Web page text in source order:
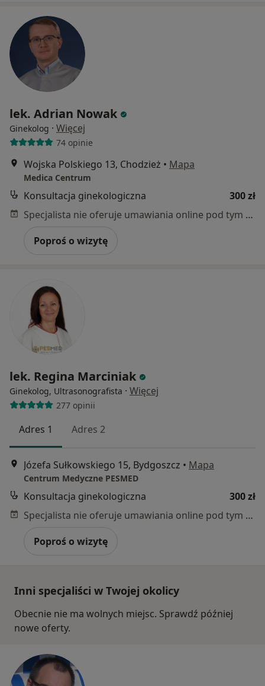
lek. Adrian Nowak
Ginekolog · Więcej
74 opinie
Wojska Polskiego 13, Chodzież • Mapa
Medica Centrum
Konsultacja ginekologiczna
300 zł
Specjalista nie oferuje umawiania online pod tym adresem.
Poproś o wizytę
lek. Regina Marciniak
Ginekolog, Ultrasonografista · Więcej
277 opinii
Adres 1 Adres 2
Józefa Sułkowskiego 15, Bydgoszcz • Mapa
Centrum Medyczne PESMED
Konsultacja ginekologiczna
300 zł
Specjalista nie oferuje umawiania online pod tym adresem.
Poproś o wizytę
Inni specjaliści w Twojej okolicy
Obecnie nie ma wolnych miejsc. Sprawdź później
nowe oferty.